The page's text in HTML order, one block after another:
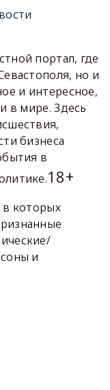
портал, где
но и
и интересное,
в мире. Здесь
бизнеса
в
18+
которых
и